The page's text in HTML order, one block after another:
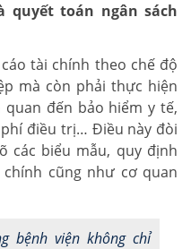
quyết toán ngân sách
tài chính theo chế độ
mà còn phải thực hiện
đến bảo hiểm y tế,
điều trị… Điều này đòi
các biểu mẫu, quy định
cũng như cơ quan
bệnh viện không chỉ